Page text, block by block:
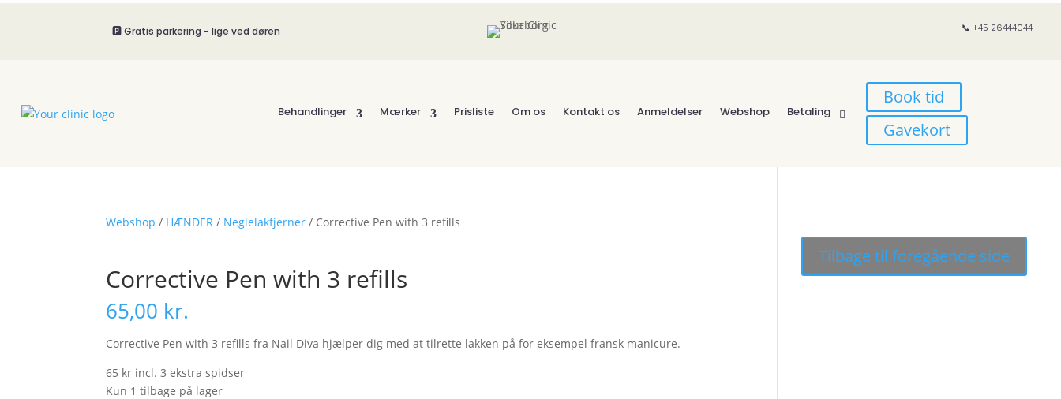
🅿️ Gratis parkering - lige ved døren 📞 +45 26444044
Behandlinger Mærker Prisliste Om os Kontakt os Anmeldelser Webshop Betaling
Book tid
Gavekort
Webshop / HÆNDER / Neglelakfjerner / Corrective Pen with 3 refills
Corrective Pen with 3 refills
65,00 kr.
Corrective Pen with 3 refills fra Nail Diva hjælper dig med at tilrette lakken på for eksempel fransk manicure.
65 kr incl. 3 ekstra spidser
Kun 1 tilbage på lager